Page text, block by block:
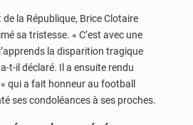
la République, Brice Clotaire
sa tristesse. « C’est avec une
la disparition tragique
t-il déclaré. Il a ensuite rendu
qui a fait honneur au football
ses condoléances à ses proches.